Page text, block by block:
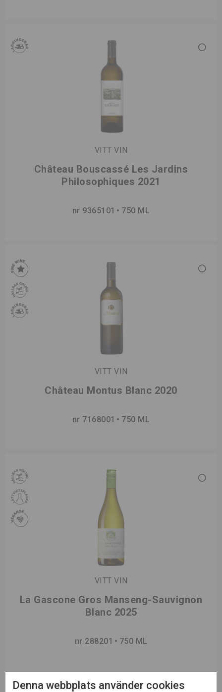
VITT VIN
Château Bouscassé Les Jardins
Philosophiques 2021
nr 9365101 750 ML
VITT VIN
Château Montus Blanc 2020
nr 7168001 750 ML
VITT VIN
La Gascone Gros Manseng-Sauvignon
Blanc 2025
nr 288201 750 ML
Denna webbplats använder cookies